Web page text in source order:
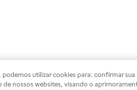
podemos utilizar cookies para: confirmar
de nossos websites, visando o